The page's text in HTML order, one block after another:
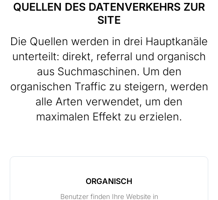
QUELLEN DES DATENVERKEHRS ZUR
SITE
Die Quellen werden in drei Hauptkanäle
unterteilt: direkt, referral und organisch
aus Suchmaschinen. Um den
organischen Traffic zu steigern, werden
alle Arten verwendet, um den
maximalen Effekt zu erzielen.
ORGANISCH
Benutzer finden Ihre Website in